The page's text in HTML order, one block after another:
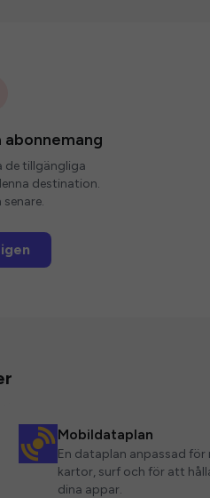
abonnemang
de tillgängliga
destination.
senare.
Mobildataplan
En dataplan anpassad för
kartor, surf och för att
dina appar.